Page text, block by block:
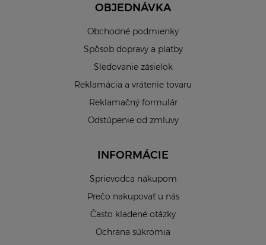
OBJEDNÁVKA
Obchodné podmienky
Spôsob dopravy a platby
Sledovanie zásielok
Reklamácia a vrátenie tovaru
Reklamačný formulár
Odstúpenie od zmluvy
INFORMÁCIE
Sprievodca nákupom
Prečo nakupovať u nás
Často kladené otázky
Ochrana súkromia